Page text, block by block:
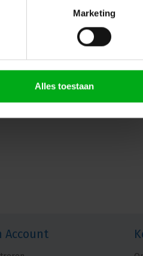
Marketing
Alles toestaan
Account